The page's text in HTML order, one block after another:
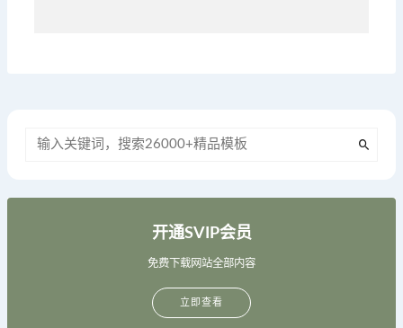
开通SVIP会员
免费下载网站全部内容
立即查看